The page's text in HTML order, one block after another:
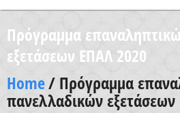
Το Σχολείο μας
Δράση Μαθητείας
Καθηγητές
Πρόγραμμα
εξετάσεων ΕΠΑΛ 2020
Home/ Πρόγραμμα
πανελλαδικών